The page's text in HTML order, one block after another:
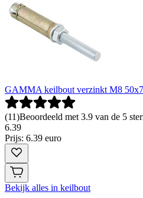
GAMMA keilbout verzinkt M8
(11)Beoordeeld met 3.9 van de 5
6.39
Prijs: 6.39 euro
Bekijk alles in keilbout